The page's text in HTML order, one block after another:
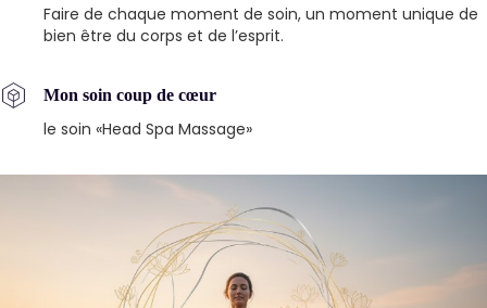
Faire de chaque moment de soin, un moment unique de
bien être du corps et de l’esprit.
Mon soin coup de cœur
le soin «Head Spa Massage»